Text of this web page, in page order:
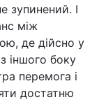
зупинений. І
між
де дійсно у
іншого боку
перемога і
достатню